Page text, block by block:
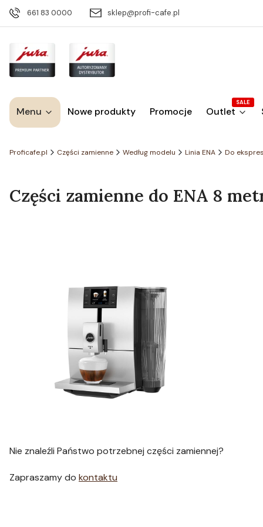
661 83 0000 sklep@profi-cafe.pl
Menu Nowe produkty Promocje Outlet
SALE
Proficafe.pl Części zamienne Według modelu Linia ENA Do
Części zamienne do ENA 8
Nie znaleźli Państwo potrzebnej części zamiennej?
Zapraszamy do kontaktu